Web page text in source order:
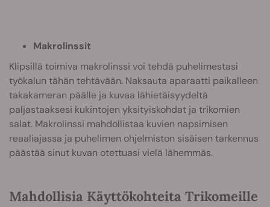
Makrolinssit
Klipsillä toimiva makrolinssi voi tehdä puhelimestasi
työkalun tähän tehtävään. Naksauta aparaatti paikalleen
takakameran päälle ja kuvaa lähietäisyydeltä
paljastaaksesi kukintojen yksityiskohdat ja trikomien
salat. Makrolinssi mahdollistaa kuvien napsimisen
reaaliajassa ja puhelimen ohjelmiston sisäisen tarkennus
päästää sinut kuvan otettuasi vielä lähemmäs.
Mahdollisia Käyttökohteita Trikomeille